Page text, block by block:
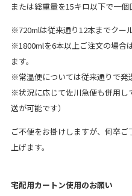
または総重量を15キロ以下で一個
※720mlは従来通り12本までクー
※1800mlを6本以上ご注文の場合
ます。
※常温便については従来通りで発
※状況に応じて佐川急便も併用し
送が可能です）
ご不便をお掛けしますが、何卒
上げます。
宅配用カートン使用のお願い